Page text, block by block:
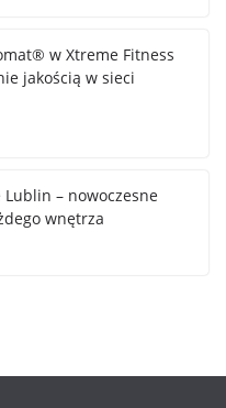
w Xtreme Fitness
jakością w sieci
– nowoczesne
wnętrza